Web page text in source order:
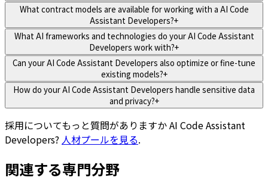
What contract models are available for working with a AI Code
Assistant Developers?+
What AI frameworks and technologies do your AI Code Assistant
Developers work with?+
Can your AI Code Assistant Developers also optimize or fine-tune
existing models?+
How do your AI Code Assistant Developers handle sensitive data
and privacy?+
採用についてもっと質問がありますかAI Code Assistant
Developers? 人材プールを見る.
関連する専門分野